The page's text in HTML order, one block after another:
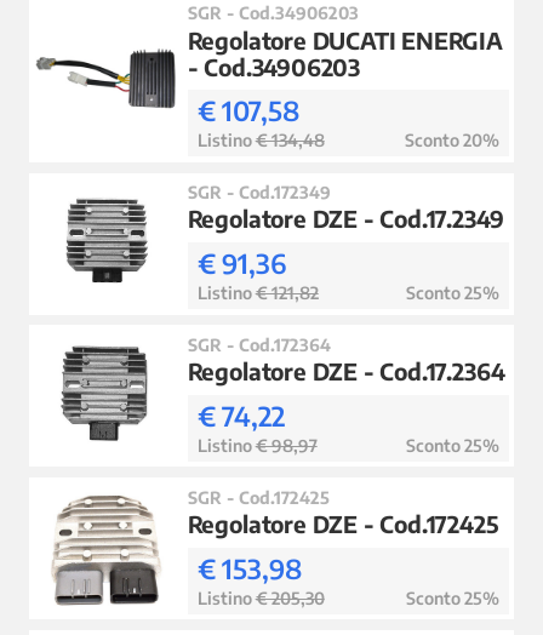
SGR - Cod.34906203
Regolatore DUCATI ENERGIA
- Cod.34906203
€ 107,58
Listino€ 134,48 Sconto 20%
SGR - Cod.172349
Regolatore DZE - Cod.17.2349
€ 91,36
Listino€ 121,82 Sconto 25%
SGR - Cod.172364
Regolatore DZE - Cod.17.2364
€ 74,22
Listino€ 98,97 Sconto 25%
SGR - Cod.172425
Regolatore DZE - Cod.172425
€ 153,98
Listino€ 205,30 Sconto 25%